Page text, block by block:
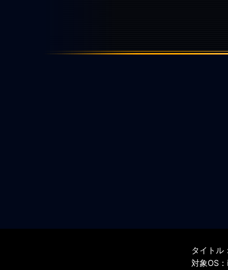
タイトル
対象OS